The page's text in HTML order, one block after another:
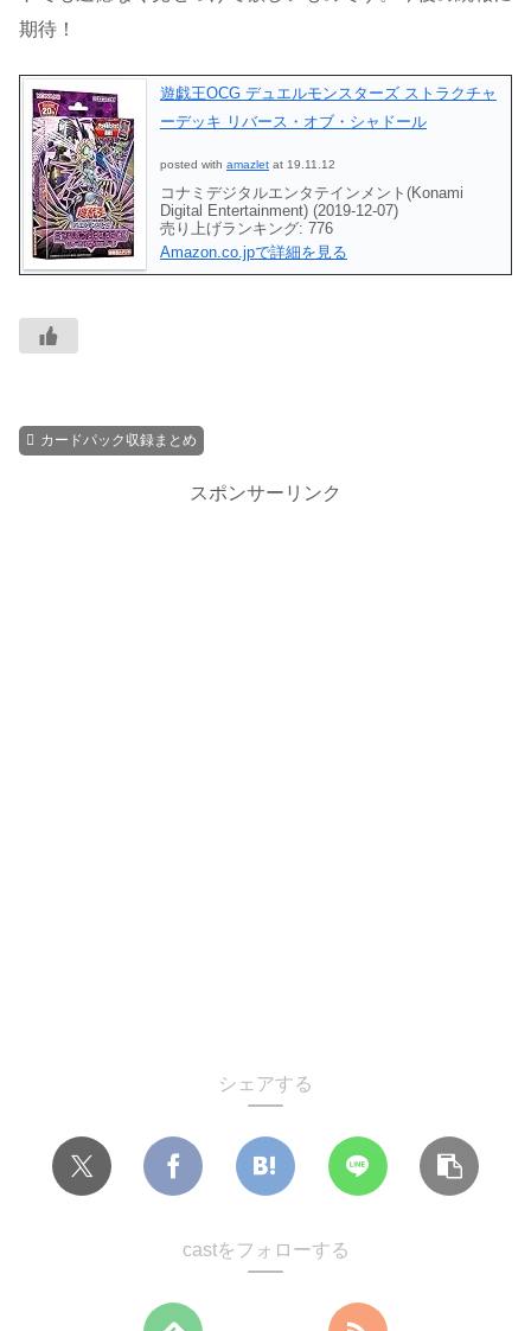
期待！
遊戯王OCG デュエルモンスターズ ストラクチャ
ーデッキ リバース・オブ・シャドール
posted with amazlet at 19.11.12
コナミデジタルエンタテインメント(Konami
Digital Entertainment) (2019-12-07)
売り上げランキング: 776
Amazon.co.jpで詳細を見る
カードパック収録まとめ
スポンサーリンク
シェアする
castをフォローする